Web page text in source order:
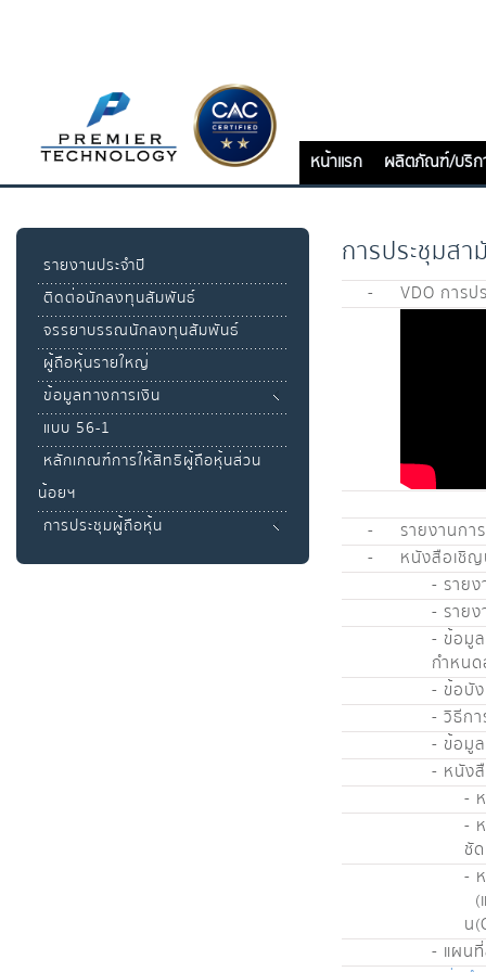
หน้าแรก ผลิตภัณฑ์/บริก
การประชุมส
- VDO การ
-
รายงานกา
-
หนังสือเชิญ
- ราย
- รายง
- ข้อมูล
กำหนด
- ข้อบั
- วิธีกา
- ข้อมู
- หนัง
-
-
ชั
-
(
น
- แผน
รายงานประจำปี
ติดต่อนักลงทุนสัมพันธ์
จรรยาบรรณนักลงทุนสัมพันธ์
ผู้ถือหุ้นรายใหญ่
ข้อมูลทางการเงิน
แบบ 56-1
หลักเกณฑ์การให้สิทธิผู้ถือหุ้นส่วน
น้อยฯ
การประชุมผู้ถือหุ้น